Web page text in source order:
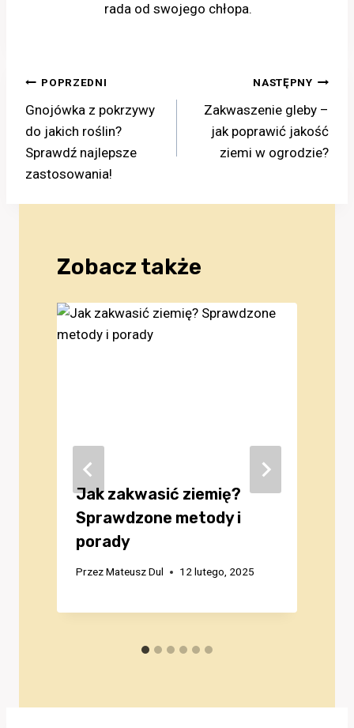
rada od swojego chłopa.
Nawigacja
wpisu
POPRZEDNI
Gnojówka z pokrzywy
do jakich roślin?
Sprawdź najlepsze
zastosowania!
NASTĘPNY
Zakwaszenie gleby –
jak poprawić jakość
ziemi w ogrodzie?
Zobacz także
Jak zakwasić ziemię?
Sprawdzone metody i
porady
PrzezMateusz Dul 12 lutego, 2025